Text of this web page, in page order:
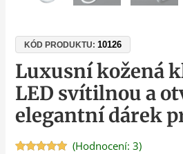
KÓD PRODUKTU:10126
Luxusní kožená
LED svítilnou a
elegantní dárek
(Hodnocení:3)